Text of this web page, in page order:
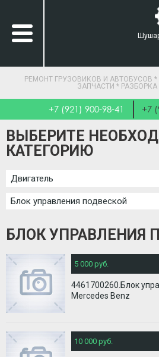
РЕМОНТ ГРУЗОВИКОВ И АВТОБУСОВ
ЗАПЧАСТИ *
+7 (921) 900-98-41 +7
ВЫБЕРИТЕ
КАТЕГОРИЮ
Двигатель
Блок управления подвеской
БЛОК УПРАВЛЕНИЯ
5 000 руб.
4461700260.Блок
Mercedes Benz
10 000 руб.